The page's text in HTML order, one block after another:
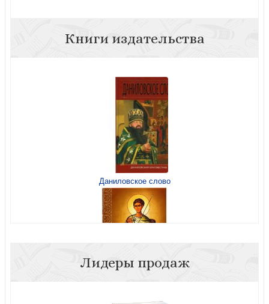
Книги издательства
Даниловское слово
Солунскому (Благовест)
Лидеры продаж